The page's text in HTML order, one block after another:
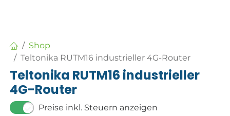
Shop
Teltonika RUTM16 industrieller 4G-Router
Teltonika RUTM16 industrieller
4G-Router
Preise inkl. Steuern anzeigen